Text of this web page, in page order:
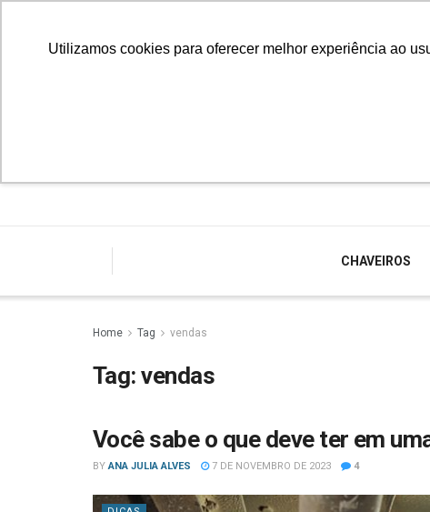
Utilizamos cookies para oferecer melhor experiência ao
CHAVEIROS
Home Tag vendas
Tag:vendas
Você sabe o que deve ter em
BY ANA JULIA ALVES 7 DE NOVEMBRO DE 2023 4